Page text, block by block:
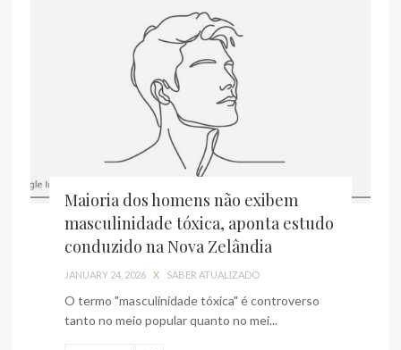
Maioria dos homens não exibem
masculinidade tóxica, aponta estudo
conduzido na Nova Zelândia
JANUARY 24, 2026 X SABER ATUALIZADO
O termo "masculinidade tóxica" é controverso
tanto no meio popular quanto no mei...